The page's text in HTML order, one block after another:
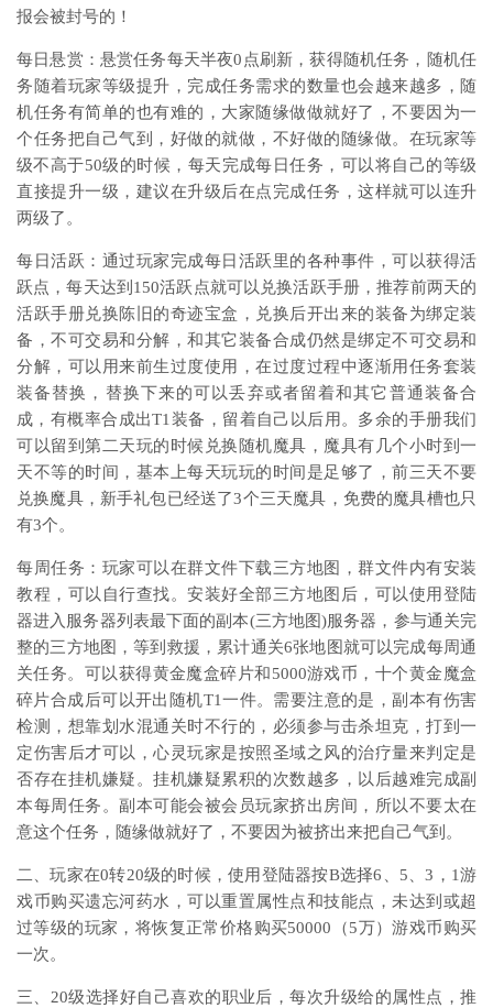
报会被封号的！
每日悬赏：悬赏任务每天半夜0点刷新，获得随机任务，随机任
务随着玩家等级提升，完成任务需求的数量也会越来越多，随
机任务有简单的也有难的，大家随缘做做就好了，不要因为一
个任务把自己气到，好做的就做，不好做的随缘做。在玩家等
级不高于50级的时候，每天完成每日任务，可以将自己的等级
直接提升一级，建议在升级后在点完成任务，这样就可以连升
两级了。
每日活跃：通过玩家完成每日活跃里的各种事件，可以获得活
跃点，每天达到150活跃点就可以兑换活跃手册，推荐前两天的
活跃手册兑换陈旧的奇迹宝盒，兑换后开出来的装备为绑定装
备，不可交易和分解，和其它装备合成仍然是绑定不可交易和
分解，可以用来前生过度使用，在过度过程中逐渐用任务套装
装备替换，替换下来的可以丢弃或者留着和其它普通装备合
成，有概率合成出T1装备，留着自己以后用。多余的手册我们
可以留到第二天玩的时候兑换随机魔具，魔具有几个小时到一
天不等的时间，基本上每天玩玩的时间是足够了，前三天不要
兑换魔具，新手礼包已经送了3个三天魔具，免费的魔具槽也只
有3个。
每周任务：玩家可以在群文件下载三方地图，群文件内有安装
教程，可以自行查找。安装好全部三方地图后，可以使用登陆
器进入服务器列表最下面的副本(三方地图)服务器，参与通关完
整的三方地图，等到救援，累计通关6张地图就可以完成每周通
关任务。可以获得黄金魔盒碎片和5000游戏币，十个黄金魔盒
碎片合成后可以开出随机T1一件。需要注意的是，副本有伤害
检测，想靠划水混通关时不行的，必须参与击杀坦克，打到一
定伤害后才可以，心灵玩家是按照圣域之风的治疗量来判定是
否存在挂机嫌疑。挂机嫌疑累积的次数越多，以后越难完成副
本每周任务。副本可能会被会员玩家挤出房间，所以不要太在
意这个任务，随缘做就好了，不要因为被挤出来把自己气到。
二、玩家在0转20级的时候，使用登陆器按B选择6、5、3，1游
戏币购买遗忘河药水，可以重置属性点和技能点，未达到或超
过等级的玩家，将恢复正常价格购买50000（5万）游戏币购买
一次。
三、20级选择好自己喜欢的职业后，每次升级给的属性点，推